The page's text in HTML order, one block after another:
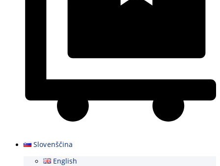
Slovenščina
English